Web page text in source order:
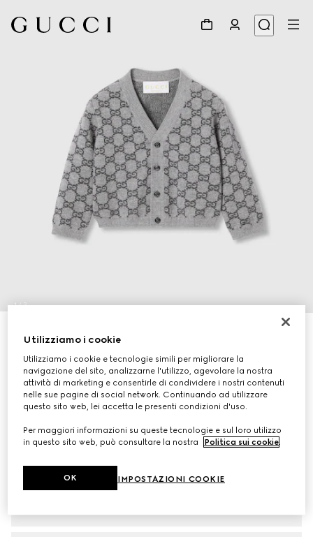
1/3
Variantegrigio e grigio scuro
Utilizziamo i cookie
Utilizziamo i cookie e tecnologie simili per migliorare la
navigazione del sito, analizzarne l'utilizzo, agevolare la nostra
attività di marketing e consentirle di condividere i nostri contenuti
nelle sue pagine di social network. Continuando ad utilizzare
questo sito web, lei accetta le presenti condizioni d'uso.
Per maggiori informazioni su queste tecnologie e sul loro utilizzo
in questo sito web, può consultare la nostra
Politica sui cookie.
IMPOSTAZIONI COOKIE
OK